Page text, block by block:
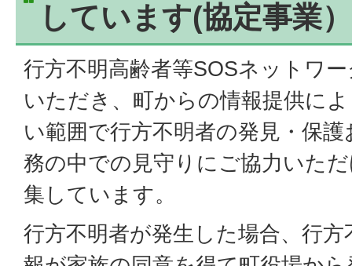
しています(協定事業）
行方不明高齢者等SOSネットワ
いただき、町からの情報提供に
い範囲で行方不明者の発見・保
務の中での見守りにご協力いた
集しています。
行方不明者が発生した場合、行